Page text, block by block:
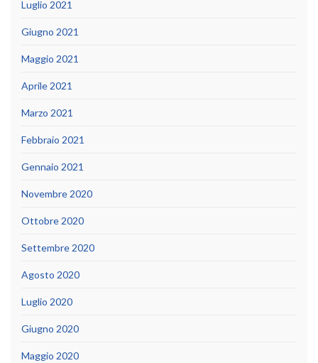
Luglio 2021
Giugno 2021
Maggio 2021
Aprile 2021
Marzo 2021
Febbraio 2021
Gennaio 2021
Novembre 2020
Ottobre 2020
Settembre 2020
Agosto 2020
Luglio 2020
Giugno 2020
Maggio 2020